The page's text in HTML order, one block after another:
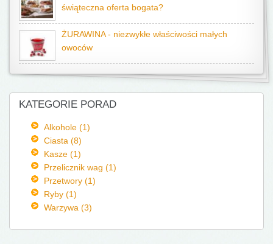
świąteczna oferta bogata?
ŻURAWINA - niezwykłe właściwości małych
owoców
KATEGORIE PORAD
Alkohole (1)
Ciasta (8)
Kasze (1)
Przelicznik wag (1)
Przetwory (1)
Ryby (1)
Warzywa (3)